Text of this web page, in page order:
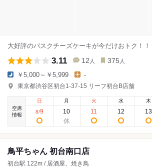
大好評のバスクチーズケーキが今だけおトク！！
3.11 12 人 375 人
￥5,000～￥5,999 -
東京都渋谷区初台1-37-15 リーフ初台B店舗
空席
情報
日
8/9
月
10
火
11
水
12
木
13
鳥平ちゃん 初台南口店
初台駅 122m / 居酒屋、焼き鳥